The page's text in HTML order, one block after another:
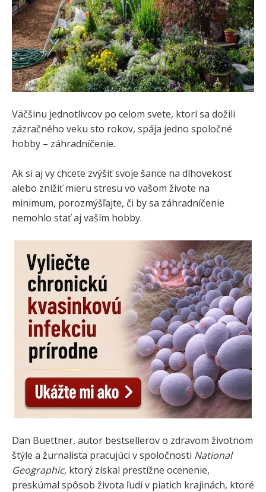
Väčšinu jednotlivcov po celom svete, ktorí sa dožili
zázračného veku sto rokov, spája jedno spoločné
hobby – záhradníčenie.
Ak si aj vy chcete zvýšiť svoje šance na dlhovekosť
alebo znížiť mieru stresu vo vašom živote na
minimum, porozmýšľajte, či by sa záhradníčenie
nemohlo stať aj vaším hobby.
Dan Buettner, autor bestsellerov o zdravom životnom
štýle a žurnalista pracujúci v spoločnosti National
Geographic, ktorý získal prestížne ocenenie,
preskúmal spôsob života ľudí v piatich krajinách, ktoré